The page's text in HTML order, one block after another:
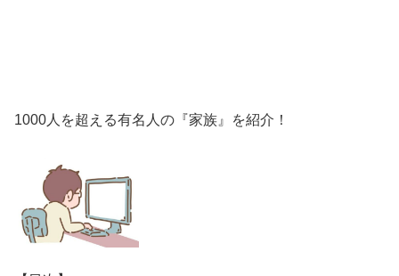
1000人を超える有名人の『家族』を紹介！